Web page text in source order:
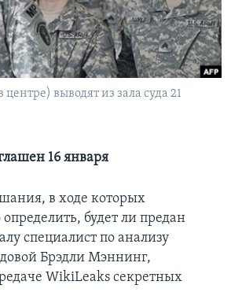
выводят из зала суда 21
16 января
в ходе которых
будет ли предан
специалист по анализу
Брэдли Мэннинг,
WikiLeaks секретных